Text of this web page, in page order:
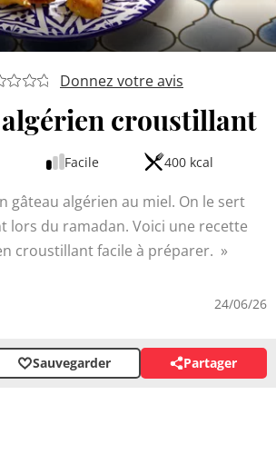
Donnez votre avis
croustillant
Facile 400 kcal
gâteau algérien au miel. On le sert
lors du ramadan. Voici une recette
croustillant facile à préparer.
24/06/26
Sauvegarder Partager